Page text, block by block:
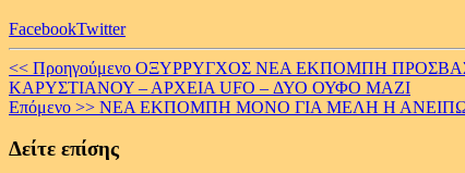
FacebookTwitter
Continue
Reading
<< Προηγούμενο ΟΞΥΡΡΥΓΧΟΣ ΝΕΑ ΕΚΠΟΜΠΗ
ΚΑΡΥΣΤΙΑΝΟΥ – ΑΡΧΕΙΑ UFO – ΔΥΟ ΟΥΦΟ ΜΑΖΙ
Επόμενο >> ΝΕΑ ΕΚΠΟΜΠΗ ΜΟΝΟ ΓΙΑ ΜΕΛΗ Η
Δείτε επίσης